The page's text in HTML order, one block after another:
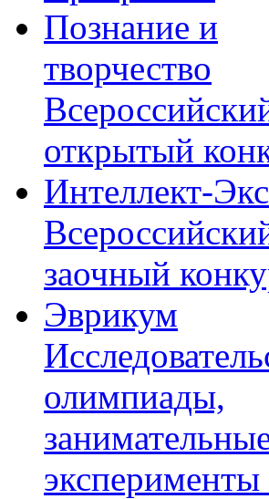
Познание и
творчество
открытый
Интеллект-
заочный
Эврикум
олимпиады,
эксперименты